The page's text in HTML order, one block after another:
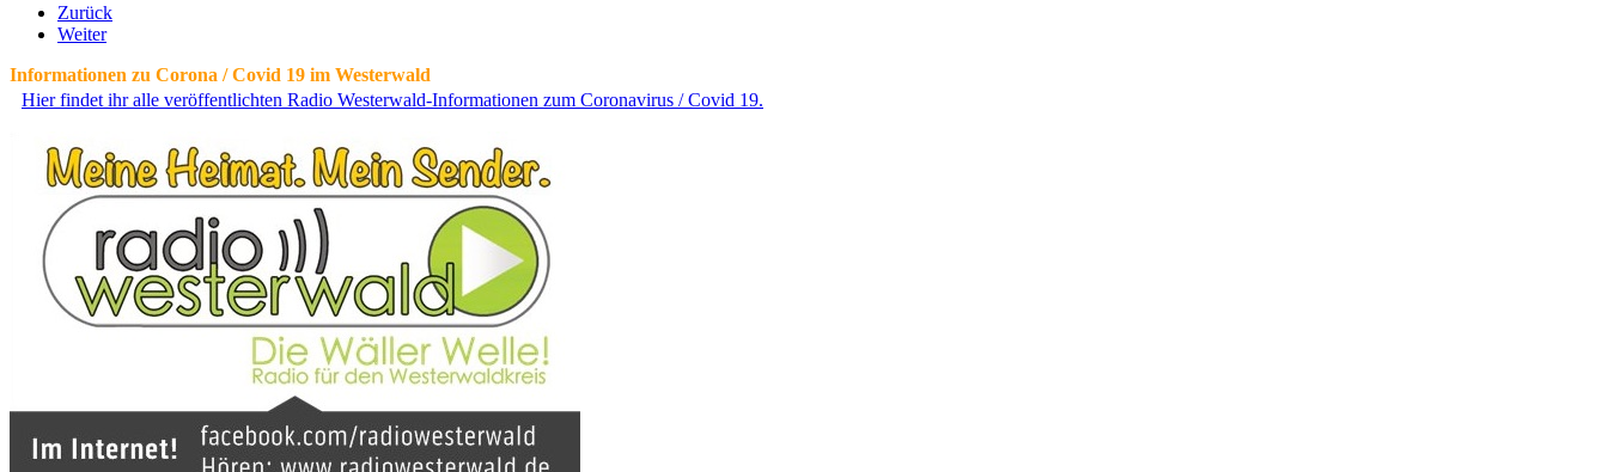
Zurück
Weiter
Informationen zu Corona / Covid 19 im Westerwald
Hier findet ihr alle veröffentlichten Radio Westerwald-Informationen zum Coronavirus / Covid 19.